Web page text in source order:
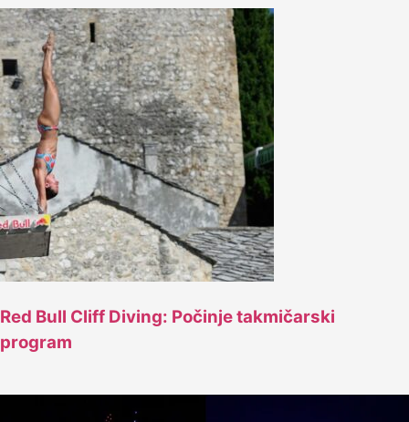
Red Bull Cliff Diving: Počinje takmičarski
program